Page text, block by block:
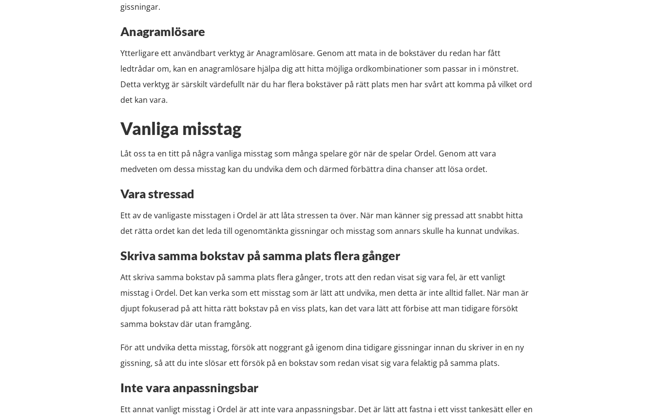
gissningar.
Anagramlösare
Ytterligare ett användbart verktyg är Anagramlösare. Genom att mata in de bokstäver du redan har fått
ledtrådar om, kan en anagramlösare hjälpa dig att hitta möjliga ordkombinationer som passar in i mönstret.
Detta verktyg är särskilt värdefullt när du har flera bokstäver på rätt plats men har svårt att komma på vilket ord
det kan vara.
Vanliga misstag
Låt oss ta en titt på några vanliga misstag som många spelare gör när de spelar Ordel. Genom att vara
medveten om dessa misstag kan du undvika dem och därmed förbättra dina chanser att lösa ordet.
Vara stressad
Ett av de vanligaste misstagen i Ordel är att låta stressen ta över. När man känner sig pressad att snabbt hitta
det rätta ordet kan det leda till ogenomtänkta gissningar och misstag som annars skulle ha kunnat undvikas.
Skriva samma bokstav på samma plats flera gånger
Att skriva samma bokstav på samma plats flera gånger, trots att den redan visat sig vara fel, är ett vanligt
misstag i Ordel. Det kan verka som ett misstag som är lätt att undvika, men detta är inte alltid fallet. När man är
djupt fokuserad på att hitta rätt bokstav på en viss plats, kan det vara lätt att förbise att man tidigare försökt
samma bokstav där utan framgång.
För att undvika detta misstag, försök att noggrant gå igenom dina tidigare gissningar innan du skriver in en ny
gissning, så att du inte slösar ett försök på en bokstav som redan visat sig vara felaktig på samma plats.
Inte vara anpassningsbar
Ett annat vanligt misstag i Ordel är att inte vara anpassningsbar. Det är lätt att fastna i ett visst tankesätt eller en